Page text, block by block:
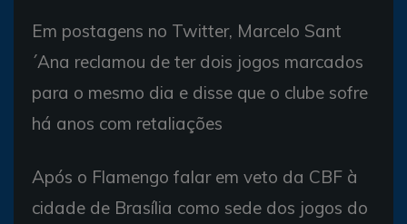
Em postagens no Twitter, Marcelo Sant
´Ana reclamou de ter dois jogos marcados
para o mesmo dia e disse que o clube sofre
há anos com retaliações
Após o Flamengo falar em veto da CBF à
cidade de Brasília como sede dos jogos do